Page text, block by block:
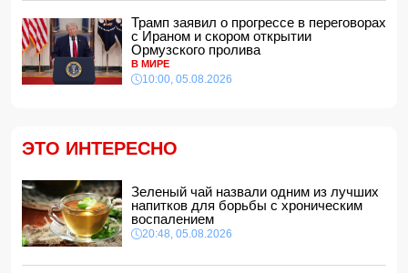
14:34, 05.08.2026
Судья Верховного суда Азербайджана вышел на
пенсию
14:14, 05.08.2026
ЕС получил пятый транш доходов от замороженных
активов РФ и обещал передать их Киеву
14:10, 05.08.2026
В Баку на рабочем месте скоропостижно скончался
мужчина
14:04, 05.08.2026
Трамп заявил о прогрессе в переговорах
с Ираном и скором открытии
Ормузского пролива
В МИРЕ
10:00, 05.08.2026
ЭТО ИНТЕРЕСНО
Зеленый чай назвали одним из лучших
напитков для борьбы с хроническим
воспалением
20:48, 05.08.2026